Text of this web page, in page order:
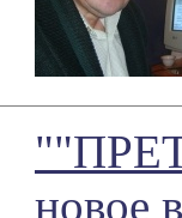
новое